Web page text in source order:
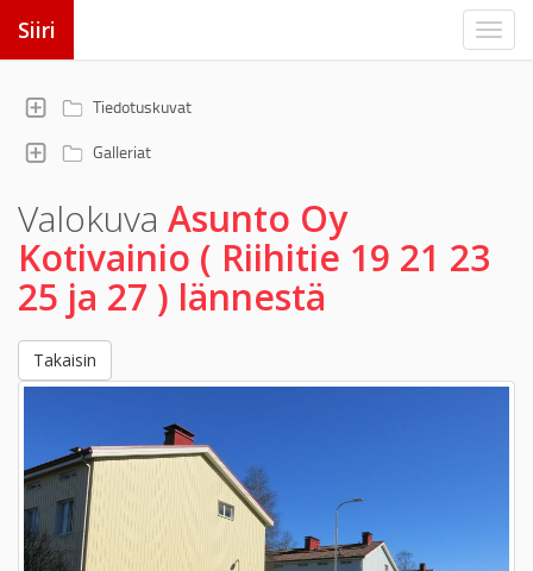
Siiri
Tiedotuskuvat
Galleriat
Valokuva Asunto Oy
Kotivainio ( Riihitie 19 21 23
25 ja 27 ) lännestä
Takaisin